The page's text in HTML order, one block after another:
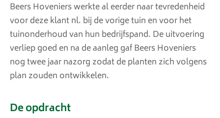
Beers Hoveniers werkte al eerder naar tevredenheid
voor deze klant nl. bij de vorige tuin en voor het
tuinonderhoud van hun bedrijfspand. De uitvoering
verliep goed en na de aanleg gaf Beers Hoveniers
nog twee jaar nazorg zodat de planten zich volgens
plan zouden ontwikkelen.
De opdracht